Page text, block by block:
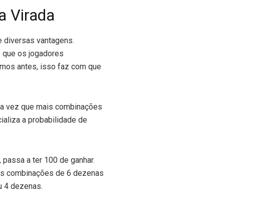
Virada
diversas vantagens.
os jogadores
antes, isso faz com que
vez que mais combinações
a probabilidade de
a ter 100 de ganhar.
combinações de 6 dezenas
4 dezenas.